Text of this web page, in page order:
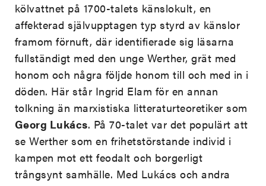
kölvattnet på 1700-talets känslokult, en
affekterad självupptagen typ styrd av känslor
framom förnuft, där identifierade sig läsarna
fullständigt med den unge Werther, grät med
honom och några följde honom till och med in i
döden. Här står Ingrid Elam för en annan
tolkning än marxistiska litteraturteoretiker som
Georg Lukács. På 70-talet var det populärt att
se Werther som en frihetstörstande individ i
kampen mot ett feodalt och borgerligt
trångsynt samhälle. Med Lukács och andra